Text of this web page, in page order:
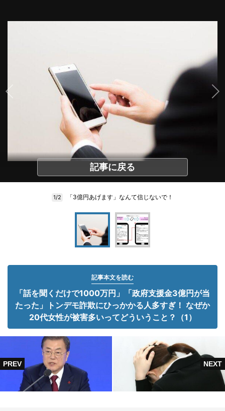
記事に戻る
1/2 「3億円あげます」なんて信じないで！
記事本文を読む
「話を聞くだけで1000万円」「政府支援金3億円が当
たった」トンデモ詐欺にひっかかる人多すぎ！ なぜか
20代女性が被害多いってどういうこと？（1）